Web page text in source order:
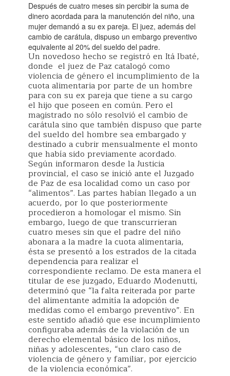
Después de cuatro meses sin percibir la suma de
dinero acordada para la manutención del niño, una
mujer demandó a su ex pareja. El juez, además del
cambio de carátula, dispuso un embargo preventivo
equivalente al 20% del sueldo del padre.
Un novedoso hecho se registró en Itá Ibaté,
donde el juez de Paz catalogó como
violencia de género el incumplimiento de la
cuota alimentaria por parte de un hombre
para con su ex pareja que tiene a su cargo
el hijo que poseen en común. Pero el
magistrado no sólo resolvió el cambio de
carátula sino que también dispuso que parte
del sueldo del hombre sea embargado y
destinado a cubrir mensualmente el monto
que había sido previamente acordado.
Según informaron desde la Justicia
provincial, el caso se inició ante el Juzgado
de Paz de esa localidad como un caso por
“alimentos”. Las partes habían llegado a un
acuerdo, por lo que posteriormente
procedieron a homologar el mismo. Sin
embargo, luego de que transcurrieran
cuatro meses sin que el padre del niño
abonara a la madre la cuota alimentaria,
ésta se presentó a los estrados de la citada
dependencia para realizar el
correspondiente reclamo. De esta manera el
titular de ese juzgado, Eduardo Modenutti,
determinó que “la falta reiterada por parte
del alimentante admitía la adopción de
medidas como el embargo preventivo”. En
este sentido añadió que ese incumplimiento
configuraba además de la violación de un
derecho elemental básico de los niños,
niñas y adolescentes, “un claro caso de
violencia de género y familiar, por ejercicio
de la violencia económica”.